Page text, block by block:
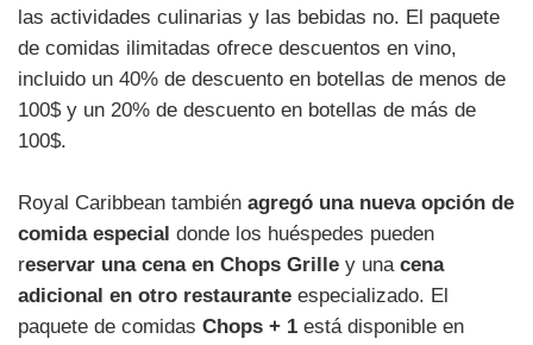
las actividades culinarias y las bebidas no. El paquete
de comidas ilimitadas ofrece descuentos en vino,
incluido un 40% de descuento en botellas de menos de
100$ y un 20% de descuento en botellas de más de
100$.
Royal Caribbean también agregó una nueva opción de
comida especial donde los huéspedes pueden
reservar una cena en Chops Grille y una cena
adicional en otro restaurante especializado. El
paquete de comidas Chops + 1 está disponible en